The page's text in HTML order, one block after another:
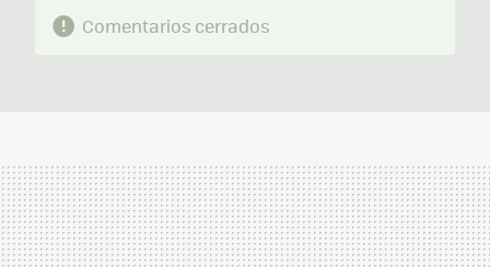
Comentarios cerrados